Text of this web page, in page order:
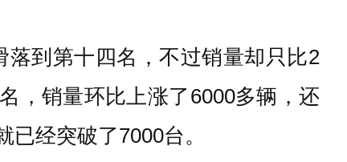
到第十四名，不过销量却只比2
，销量环比上涨了6000多辆，还
经突破了7000台。